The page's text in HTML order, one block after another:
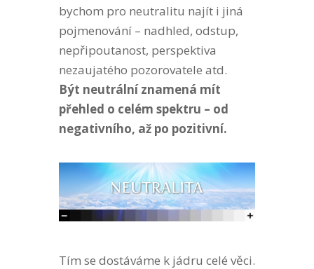
bychom pro neutralitu najít i jiná
pojmenování – nadhled, odstup,
nepřipoutanost, perspektiva
nezaujatého pozorovatele atd.
Být neutrální znamená mít
přehled o celém spektru – od
negativního, až po pozitivní.
Tím se dostáváme k jádru celé věci.